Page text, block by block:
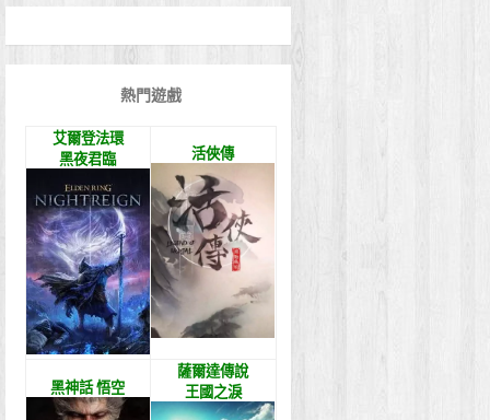
熱門遊戲
艾爾登法環
黑夜君臨
活俠傳
黑神話 悟空
薩爾達傳說
王國之淚